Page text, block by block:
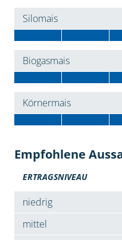
Silomais
Biogasmais
Körnermais
Empfohlene
ERTRAGSNIVEAU
niedrig
mittel